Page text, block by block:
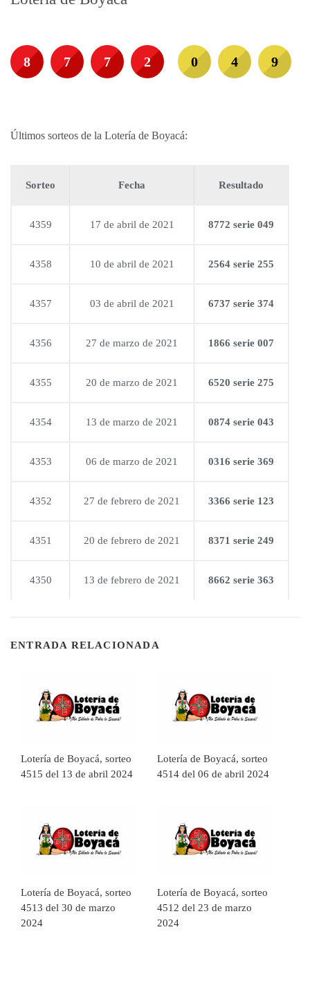
8 7 7 2 0 4 9
Últimos sorteos de la Lotería de Boyacá:
Sorteo Fecha Resultado
4359 17 de abril de 2021 8772 serie 049
4358 10 de abril de 2021 2564 serie 255
4357 03 de abril de 2021 6737 serie 374
4356 27 de marzo de 2021 1866 serie 007
4355 20 de marzo de 2021 6520 serie 275
4354 13 de marzo de 2021 0874 serie 043
4353 06 de marzo de 2021 0316 serie 369
4352 27 de febrero de 2021 3366 serie 123
4351 20 de febrero de 2021 8371 serie 249
4350 13 de febrero de 2021 8662 serie 363
ENTRADA RELACIONADA
Lotería de Boyacá, sorteo
4515 del 13 de abril 2024
Lotería de Boyacá, sorteo
4514 del 06 de abril 2024
Lotería de Boyacá, sorteo
4513 del 30 de marzo
2024
Lotería de Boyacá, sorteo
4512 del 23 de marzo
2024